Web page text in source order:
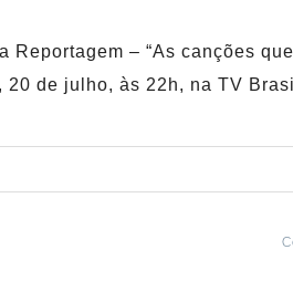
Reportagem – “As canções
20 de julho, às 22h, na TV